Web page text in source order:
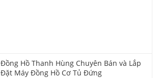
Đồng Hồ Thanh Hùng Chuyên Bán và Lắp
Đặt Máy Đồng Hồ Cơ Tủ Đứng